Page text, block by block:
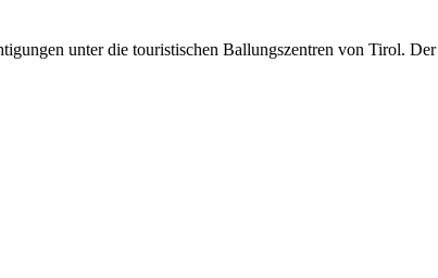
unter die touristischen Ballungszentren von Tirol. Der